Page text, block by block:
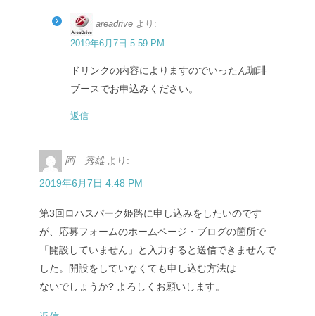
areadrive より:
2019年6月7日 5:59 PM
ドリンクの内容によりますのでいったん珈琲
ブースでお申込みください。
返信
岡 秀雄 より:
2019年6月7日 4:48 PM
第3回ロハスパーク姫路に申し込みをしたいのです
が、応募フォームのホームページ・ブログの箇所で
「開設していません」と入力すると送信できませんで
した。開設をしていなくても申し込む方法は
ないでしょうか? よろしくお願いします。